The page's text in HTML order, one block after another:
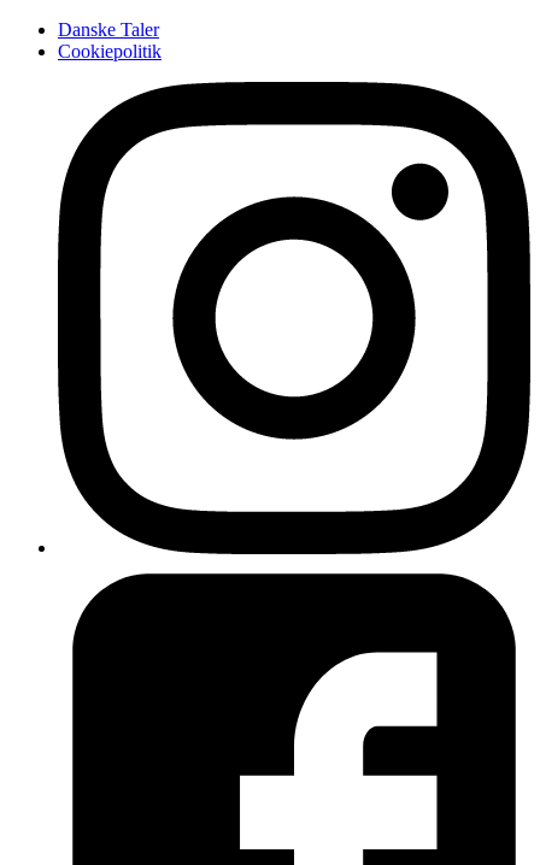
Danske Taler
Cookiepolitik